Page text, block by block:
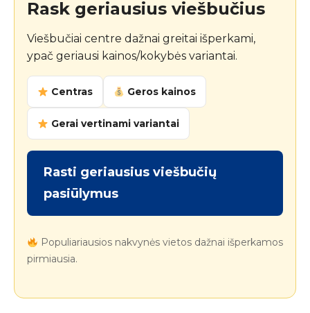
Rask geriausius viešbučius
Viešbučiai centre dažnai greitai išperkami,
ypač geriausi kainos/kokybės variantai.
Centras Geros kainos
Gerai vertinami variantai
Rasti geriausius viešbučių
pasiūlymus
Populiariausios nakvynės vietos dažnai išperkamos
pirmiausia.